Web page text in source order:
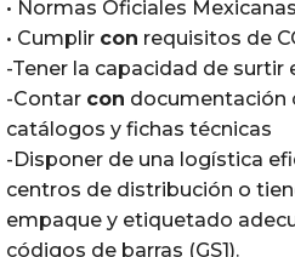
• Normas Oficiales
• Cumplir con requisitos de
-Tener la capacidad de
-Contar con documentación
catálogos y fichas técnicas
-Disponer de una logística
centros de distribución o
empaque y etiquetado
códigos de barras (GS1).